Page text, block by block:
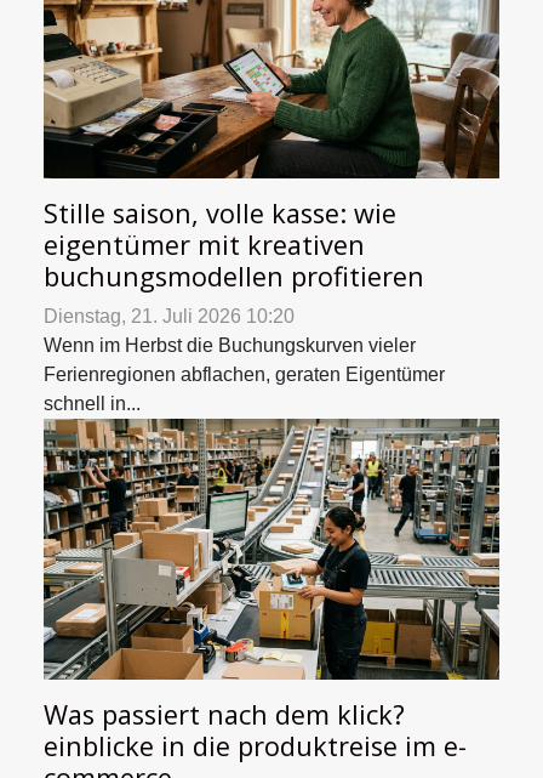
Stille saison, volle kasse: wie
eigentümer mit kreativen
buchungsmodellen profitieren
Dienstag, 21. Juli 2026 10:20
Wenn im Herbst die Buchungskurven vieler
Ferienregionen abflachen, geraten Eigentümer
schnell in...
Was passiert nach dem klick?
einblicke in die produktreise im e-